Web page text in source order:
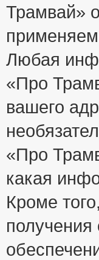
Трамвай»
Любая
«Про
вашего
«Про
какая
Кроме